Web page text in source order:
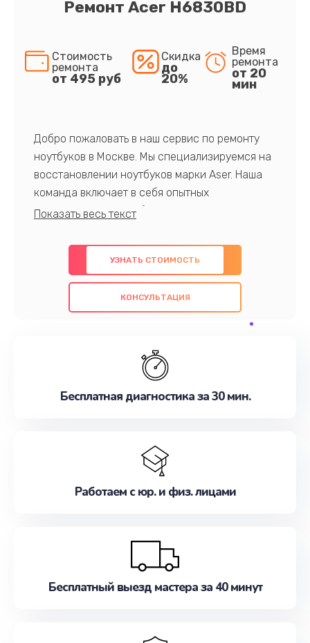
Ремонт Acer H6830BD
Стоимость
ремонта
от 495 руб
Скидка
до
20%
Время
ремонта
от 20
мин
Добро пожаловать в наш сервис по ремонту
ноутбуков в Москве. Мы специализируемся на
восстановлении ноутбуков марки Aser. Наша
команда включает в себя опытных
профессионалов с обширными знаниями и
предлагаем быстрый и качественный ремонт с
использованием оригинальных компонентов, а
также гарантируем качество всех
проведенных работ. Наша цель - предоставить
наилучшим образом. Не медлите записаться на
УЗНАТЬ СТОИМОСТЬ
КОНСУЛЬТАЦИЯ
Бесплатная диагностика за 30 мин.
Работаем с юр. и физ. лицами
Бесплатный выезд мастера за 40 минут